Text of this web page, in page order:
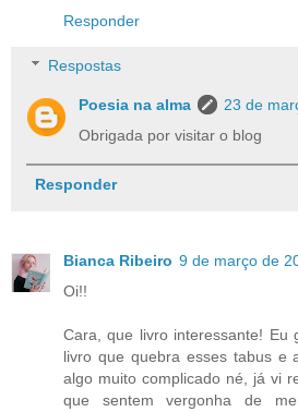
Responder
Respostas
Poesia na alma
23 de
Obrigada por visitar o blog
Responder
Bianca Ribeiro 9 de março de
Oi!!
Cara, que livro interessante! Eu
livro que quebra esses tabus e
algo muito complicado né, já vi
que sentem vergonha de